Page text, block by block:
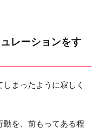
レーションをす
まったように寂しく
を、前もってある程